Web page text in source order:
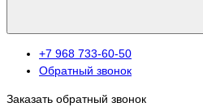
+7 968 733-60-50
Обратный звонок
Заказать обратный звонок